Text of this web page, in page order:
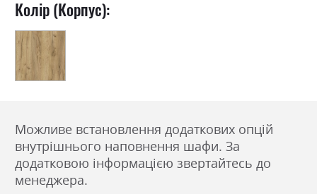
Колір (Корпус):
Можливе встановлення додаткових опцій
внутрішнього наповнення шафи. За
додатковою інформацією звертайтесь до
менеджера.